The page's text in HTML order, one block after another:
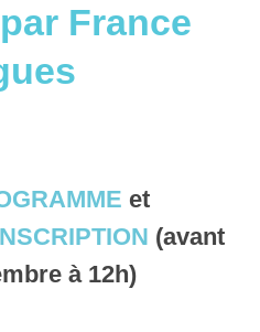
France
et
(avant
à 12h)